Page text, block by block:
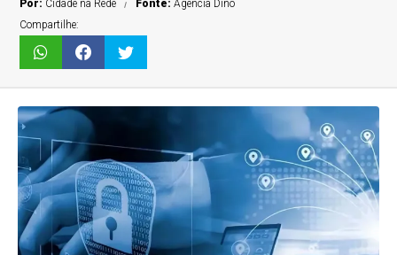
Por: Cidade na Rede Fonte:Agência Dino
Compartilhe: